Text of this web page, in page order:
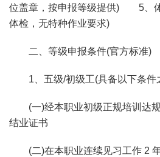
位盖章，按申报等级提供) 5、
体检，无特种作业要求)
二、等级申报条件(官方标准)
1、五级/初级工(具备以下条件
(一)经本职业初级正规培训达规
结业证书
(二)在本职业连续见习工作 2